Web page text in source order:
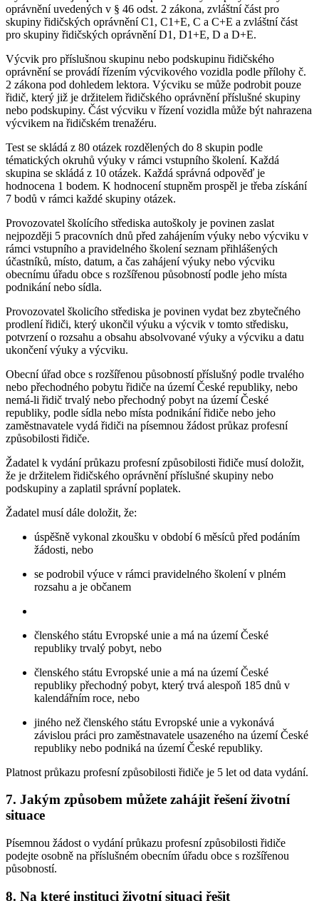
oprávnění uvedených v § 46 odst. 2 zákona, zvláštní část pro
skupiny řidičských oprávnění C1, C1+E, C a C+E a zvláštní část
pro skupiny řidičských oprávnění D1, D1+E, D a D+E.
Výcvik pro příslušnou skupinu nebo podskupinu řidičského
oprávnění se provádí řízením výcvikového vozidla podle přílohy č.
2 zákona pod dohledem lektora. Výcviku se může podrobit pouze
řidič, který již je držitelem řidičského oprávnění příslušné skupiny
nebo podskupiny. Část výcviku v řízení vozidla může být nahrazena
výcvikem na řidičském trenažéru.
Test se skládá z 80 otázek rozdělených do 8 skupin podle
tématických okruhů výuky v rámci vstupního školení. Každá
skupina se skládá z 10 otázek. Každá správná odpověď je
hodnocena 1 bodem. K hodnocení stupněm prospěl je třeba získání
7 bodů v rámci každé skupiny otázek.
Provozovatel školícího střediska autoškoly je povinen zaslat
nejpozději 5 pracovních dnů před zahájením výuky nebo výcviku v
rámci vstupního a pravidelného školení seznam přihlášených
účastníků, místo, datum, a čas zahájení výuky nebo výcviku
obecnímu úřadu obce s rozšířenou působností podle jeho místa
podnikání nebo sídla.
Provozovatel školicího střediska je povinen vydat bez zbytečného
prodlení řidiči, který ukončil výuku a výcvik v tomto středisku,
potvrzení o rozsahu a obsahu absolvované výuky a výcviku a datu
ukončení výuky a výcviku.
Obecní úřad obce s rozšířenou působností příslušný podle trvalého
nebo přechodného pobytu řidiče na území České republiky, nebo
nemá-li řidič trvalý nebo přechodný pobyt na území České
republiky, podle sídla nebo místa podnikání řidiče nebo jeho
zaměstnavatele vydá řidiči na písemnou žádost průkaz profesní
způsobilosti řidiče.
Žadatel k vydání průkazu profesní způsobilosti řidiče musí doložit,
že je držitelem řidičského oprávnění příslušné skupiny nebo
podskupiny a zaplatil správní poplatek.
Žadatel musí dále doložit, že:
úspěšně vykonal zkoušku v období 6 měsíců před podáním
žádosti, nebo
se podrobil výuce v rámci pravidelného školení v plném
rozsahu a je občanem
členského státu Evropské unie a má na území České
republiky trvalý pobyt, nebo
členského státu Evropské unie a má na území České
republiky přechodný pobyt, který trvá alespoň 185 dnů v
kalendářním roce, nebo
jiného než členského státu Evropské unie a vykonává
závislou práci pro zaměstnavatele usazeného na území České
republiky nebo podniká na území České republiky.
Platnost průkazu profesní způsobilosti řidiče je 5 let od data vydání.
7. Jakým způsobem můžete zahájit řešení životní
situace
Písemnou žádost o vydání průkazu profesní způsobilosti řidiče
podejte osobně na příslušném obecním úřadu obce s rozšířenou
působností.
8. Na které instituci životní situaci řešit